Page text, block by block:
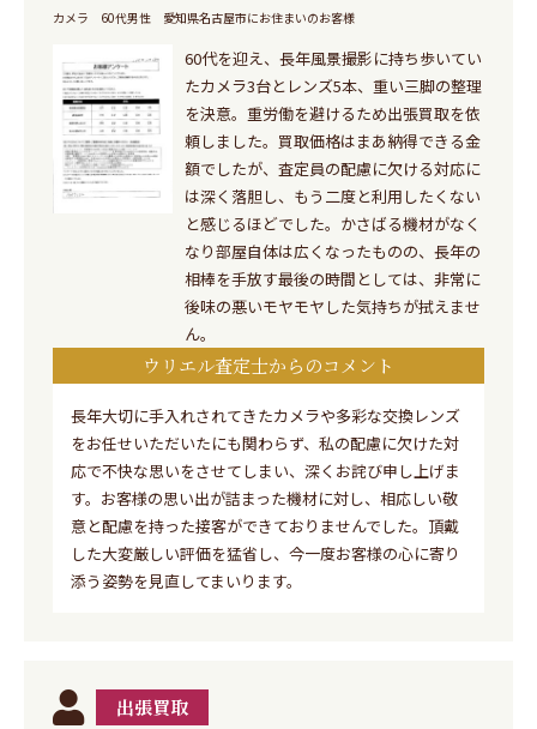
カメラ 60代男性 愛知県名古屋市にお住まいのお客様
60代を迎え、長年風景撮影に持ち歩いてい
たカメラ3台とレンズ5本、重い三脚の整理
を決意。重労働を避けるため出張買取を依
頼しました。買取価格はまあ納得できる金
額でしたが、査定員の配慮に欠ける対応に
は深く落胆し、もう二度と利用したくない
と感じるほどでした。かさばる機材がなく
なり部屋自体は広くなったものの、長年の
相棒を手放す最後の時間としては、非常に
後味の悪いモヤモヤした気持ちが拭えませ
ん。
ウリエル査定士からのコメント
長年大切に手入れされてきたカメラや多彩な交換レンズ
をお任せいただいたにも関わらず、私の配慮に欠けた対
応で不快な思いをさせてしまい、深くお詫び申し上げま
す。お客様の思い出が詰まった機材に対し、相応しい敬
意と配慮を持った接客ができておりませんでした。頂戴
した大変厳しい評価を猛省し、今一度お客様の心に寄り
添う姿勢を見直してまいります。
出張買取